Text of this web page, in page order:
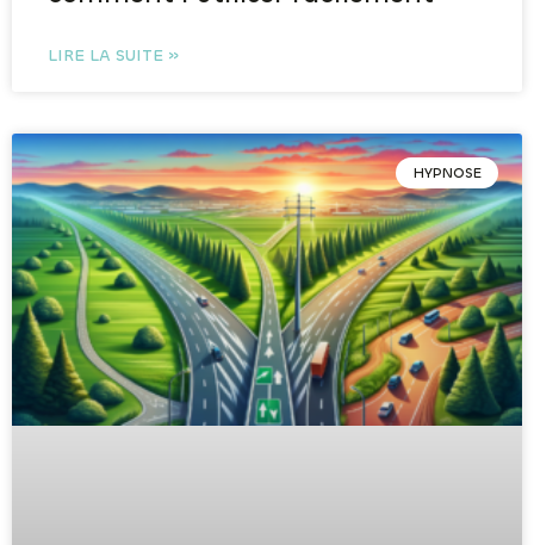
LIRE LA SUITE »
HYPNOSE